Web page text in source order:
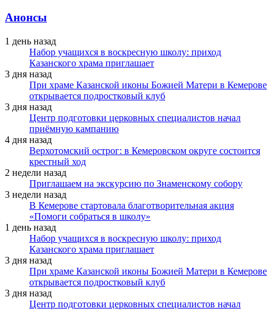
Анонсы
1 день назад
Набор учащихся в воскресную школу: приход
Казанского храма приглашает
3 дня назад
При храме Казанской иконы Божией Матери в Кемерове
открывается подростковый клуб
3 дня назад
Центр подготовки церковных специалистов начал
приёмную кампанию
4 дня назад
Верхотомский острог: в Кемеровском округе состоится
крестный ход
2 недели назад
Приглашаем на экскурсию по Знаменскому собору
3 недели назад
В Кемерове стартовала благотворительная акция
«Помоги собраться в школу»
1 день назад
Набор учащихся в воскресную школу: приход
Казанского храма приглашает
3 дня назад
При храме Казанской иконы Божией Матери в Кемерове
открывается подростковый клуб
3 дня назад
Центр подготовки церковных специалистов начал